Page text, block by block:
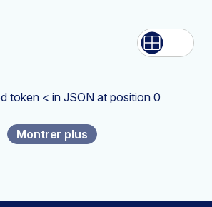
Liste Grille
token < in JSON at position 0
Montrer plus